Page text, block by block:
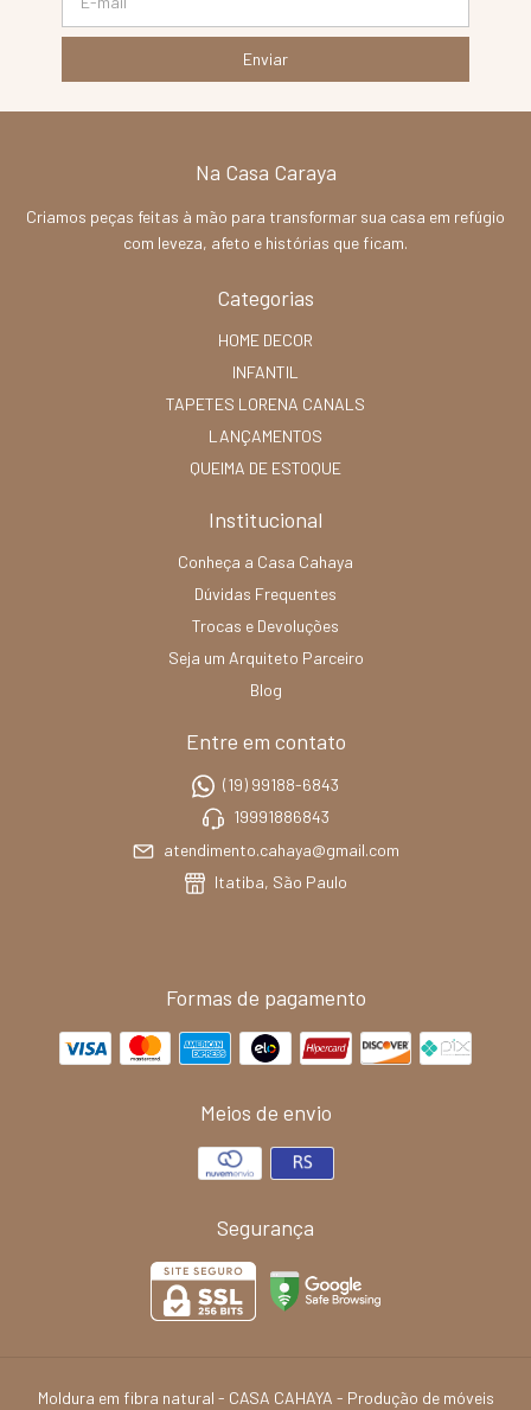
Na Casa Caraya
Criamos peças feitas à mão para transformar sua casa em refúgio
com leveza, afeto e histórias que ficam.
Categorias
HOME DECOR
INFANTIL
TAPETES LORENA CANALS
LANÇAMENTOS
QUEIMA DE ESTOQUE
Institucional
Conheça a Casa Cahaya
Dúvidas Frequentes
Trocas e Devoluções
Seja um Arquiteto Parceiro
Blog
Entre em contato
(19) 99188-6843
19991886843
atendimento.cahaya@gmail.com
Itatiba, São Paulo
Formas de pagamento
Meios de envio
Segurança
Moldura em fibra natural - CASA CAHAYA - Produção de móveis